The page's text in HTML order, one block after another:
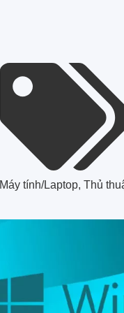
Máy tính/Laptop, Thủ